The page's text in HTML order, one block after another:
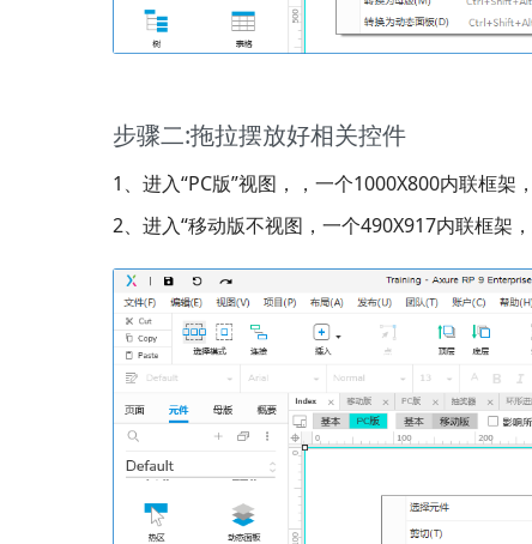
步骤二:拖拉摆放好相关控件
1、进入“PC版”视图，，一个1000X800内联框
2、进入“移动版不视图，一个490X917内联框架